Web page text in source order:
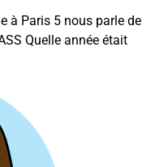
à Paris 5 nous parle de
Quelle année était